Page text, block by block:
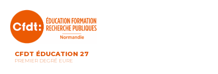
content
CFDT ÉDUCATION 27
PREMIER DEGRÉ EURE